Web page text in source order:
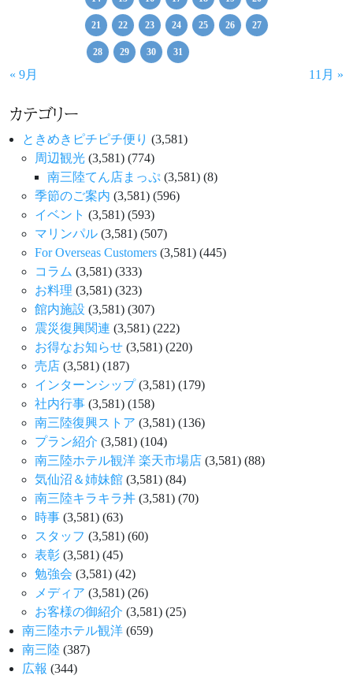
21 22 23 24 25 26 27
28 29 30 31
« 9月 11月 »
カテゴリー
ときめきピチピチ便り (3,581)
周辺観光 (3,581) (774)
南三陸てん店まっぷ (3,581) (8)
季節のご案内 (3,581) (596)
イベント (3,581) (593)
マリンパル (3,581) (507)
For Overseas Customers (3,581) (445)
コラム (3,581) (333)
お料理 (3,581) (323)
館内施設 (3,581) (307)
震災復興関連 (3,581) (222)
お得なお知らせ (3,581) (220)
売店 (3,581) (187)
インターンシップ(3,581) (179)
社内行事 (3,581) (158)
南三陸復興ストア (3,581) (136)
プラン紹介 (3,581) (104)
南三陸ホテル観洋 楽天市場店 (3,581) (88)
気仙沼＆姉妹館 (3,581) (84)
南三陸キラキラ丼 (3,581) (70)
時事 (3,581) (63)
スタッフ (3,581) (60)
表彰 (3,581) (45)
勉強会 (3,581) (42)
メディア (3,581) (26)
お客様の御紹介 (3,581) (25)
南三陸ホテル観洋 (659)
南三陸 (387)
広報 (344)